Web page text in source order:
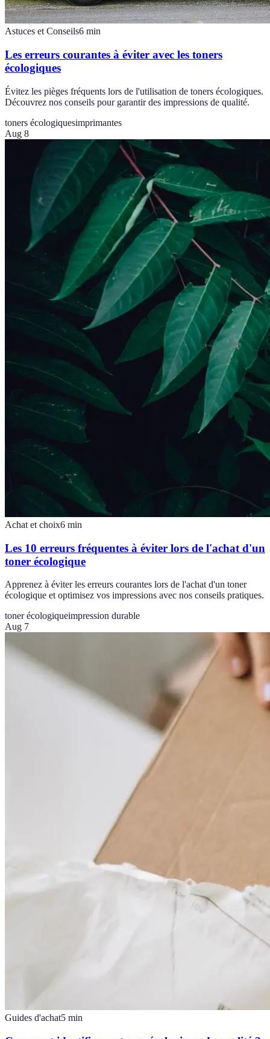
Astuces et Conseils6 min
Les erreurs courantes à éviter avec les toners
écologiques
Évitez les pièges fréquents lors de l'utilisation de toners écologiques.
Découvrez nos conseils pour garantir des impressions de qualité.
toners écologiquesimprimantes
Aug 8
Achat et choix6 min
Les 10 erreurs fréquentes à éviter lors de l'achat d'un
toner écologique
Apprenez à éviter les erreurs courantes lors de l'achat d'un toner
écologique et optimisez vos impressions avec nos conseils pratiques.
toner écologiqueimpression durable
Aug 7
Guides d'achat5 min